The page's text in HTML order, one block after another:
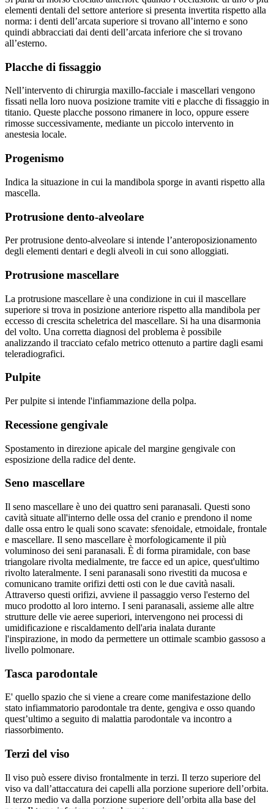
elementi dentali del settore anteriore si presenta invertita rispetto alla
norma: i denti dell’arcata superiore si trovano all’interno e sono
quindi abbracciati dai denti dell’arcata inferiore che si trovano
all’esterno.
Placche di fissaggio
Nell’intervento di chirurgia maxillo-facciale i mascellari vengono
fissati nella loro nuova posizione tramite viti e placche di fissaggio in
titanio. Queste placche possono rimanere in loco, oppure essere
rimosse successivamente, mediante un piccolo intervento in
anestesia locale.
Progenismo
Indica la situazione in cui la mandibola sporge in avanti rispetto alla
mascella.
Protrusione dento-alveolare
Per protrusione dento-alveolare si intende l’anteroposizionamento
degli elementi dentari e degli alveoli in cui sono alloggiati.
Protrusione mascellare
La protrusione mascellare è una condizione in cui il mascellare
superiore si trova in posizione anteriore rispetto alla mandibola per
eccesso di crescita scheletrica del mascellare. Si ha una disarmonia
del volto. Una corretta diagnosi del problema è possibile
analizzando il tracciato cefalo metrico ottenuto a partire dagli esami
teleradiografici.
Pulpite
Per pulpite si intende l'infiammazione della polpa.
Recessione gengivale
Spostamento in direzione apicale del margine gengivale con
esposizione della radice del dente.
Seno mascellare
Il seno mascellare è uno dei quattro seni paranasali. Questi sono
cavità situate all'interno delle ossa del cranio e prendono il nome
dalle ossa entro le quali sono scavate: sfenoidale, etmoidale, frontale
e mascellare. Il seno mascellare è morfologicamente il più
voluminoso dei seni paranasali. È di forma piramidale, con base
triangolare rivolta medialmente, tre facce ed un apice, quest'ultimo
rivolto lateralmente. I seni paranasali sono rivestiti da mucosa e
comunicano tramite orifizi detti osti con le due cavità nasali.
Attraverso questi orifizi, avviene il passaggio verso l'esterno del
muco prodotto al loro interno. I seni paranasali, assieme alle altre
strutture delle vie aeree superiori, intervengono nei processi di
umidificazione e riscaldamento dell'aria inalata durante
l'inspirazione, in modo da permettere un ottimale scambio gassoso a
livello polmonare.
Tasca parodontale
E' quello spazio che si viene a creare come manifestazione dello
stato infiammatorio parodontale tra dente, gengiva e osso quando
quest’ultimo a seguito di malattia parodontale va incontro a
riassorbimento.
Terzi del viso
Il viso può essere diviso frontalmente in terzi. Il terzo superiore del
viso va dall’attaccatura dei capelli alla porzione superiore dell’orbita.
Il terzo medio va dalla porzione superiore dell’orbita alla base del